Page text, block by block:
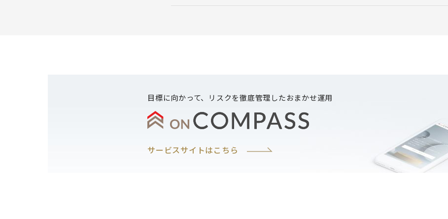
目標に向かって、 リスクを徹底管理したおまかせ運用
サービスサイトはこちら